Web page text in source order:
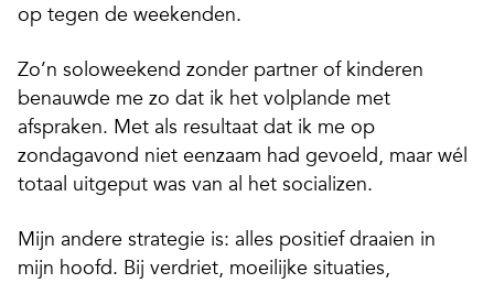
op tegen de weekenden.
Zo’n soloweekend zonder partner of kinderen
benauwde me zo dat ik het volplande met
afspraken. Met als resultaat dat ik me op
zondagavond niet eenzaam had gevoeld, maar wél
totaal uitgeput was van al het socializen.
Mijn andere strategie is: alles positief draaien in
mijn hoofd. Bij verdriet, moeilijke situaties,